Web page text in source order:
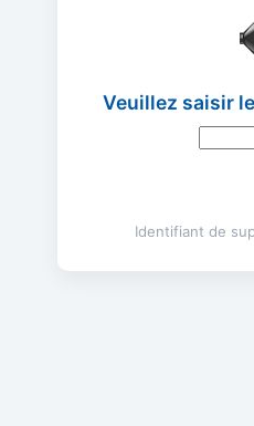
Veuillez saisir
Identifiant de